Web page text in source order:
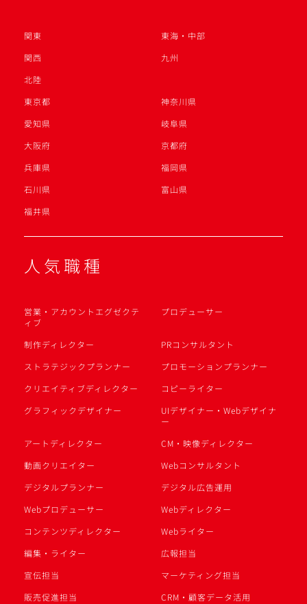
関東
東海・中部
関西
九州
北陸
東京都
神奈川県
愛知県
岐阜県
大阪府
京都府
兵庫県
福岡県
石川県
富山県
福井県
人気職種
営業・アカウントエグゼクテ
ィブ
プロデューサー
制作ディレクター
PRコンサルタント
ストラテジックプランナー
プロモーションプランナー
クリエイティブディレクター
コピーライター
グラフィックデザイナー
UIデザイナー・Webデザイナ
ー
アートディレクター
CM・映像ディレクター
動画クリエイター
Webコンサルタント
デジタルプランナー
デジタル広告運用
Webプロデューサー
Webディレクター
コンテンツディレクター
Webライター
編集・ライター
広報担当
宣伝担当
マーケティング担当
販売促進担当
CRM・顧客データ活用